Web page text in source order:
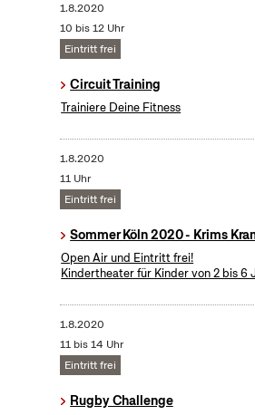
1.8.2020
10 bis 12 Uhr
Eintritt frei
Circuit Training
Trainiere Deine Fitness
1.8.2020
11 Uhr
Eintritt frei
Sommer Köln 2020 - Krims
Open Air und Eintritt frei!
Kindertheater für Kinder von 2 bis 6
1.8.2020
11 bis 14 Uhr
Eintritt frei
Rugby Challenge